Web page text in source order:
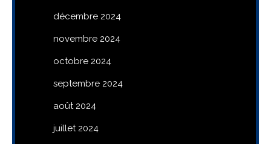
décembre 2024
novembre 2024
octobre 2024
septembre 2024
août 2024
juillet 2024